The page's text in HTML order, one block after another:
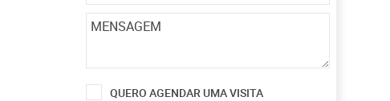
QUERO AGENDAR UMA VISITA